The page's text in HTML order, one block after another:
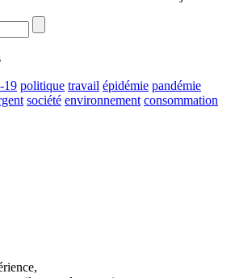
19 politique travail épidémie pandémie
société environnement consommation